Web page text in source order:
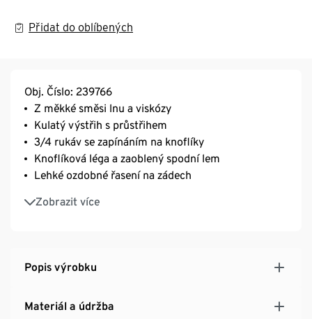
Přidat do oblíbených
Obj. Číslo: 239766
Z měkké směsi lnu a viskózy
Kulatý výstřih s průstřihem
3/4 rukáv se zapínáním na knoflíky
Knoflíková léga a zaoblený spodní lem
Lehké ozdobné řasení na zádech
Zobrazit více
Jelikož se jedná o oděv značky Cecil, velikosti se liší
Velikost Cecil S = 36, 38, 36/38
Velikost Cecil M = 40, 42, 40/42
Velikost Cecil XL = 44/46
Popis výrobku
Materiál a údržba